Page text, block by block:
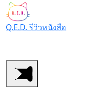
Q.E.D. รีวิวหนังสือ